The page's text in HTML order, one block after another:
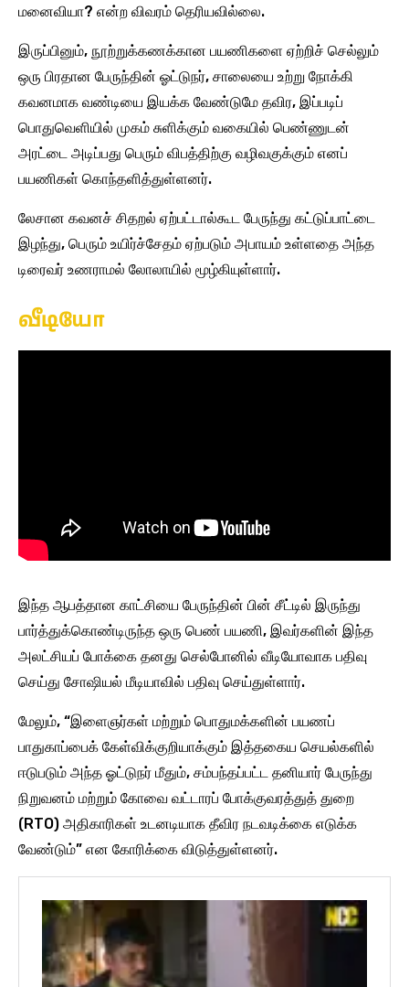
மனைவியா? என்ற விவரம் தெரியவில்லை.
இருப்பினும், நூற்றுக்கணக்கான பயணிகளை ஏற்றிச் செல்லும்
ஒரு பிரதான பேருந்தின் ஓட்டுநர், சாலையை உற்று நோக்கி
கவனமாக வண்டியை இயக்க வேண்டுமே தவிர, இப்படிப்
பொதுவெளியில் முகம் சுளிக்கும் வகையில் பெண்ணுடன்
அரட்டை அடிப்பது பெரும் விபத்திற்கு வழிவகுக்கும் எனப்
பயணிகள் கொந்தளித்துள்ளனர்.
லேசான கவனச் சிதறல் ஏற்பட்டால்கூட பேருந்து கட்டுப்பாட்டை
இழந்து, பெரும் உயிர்ச்சேதம் ஏற்படும் அபாயம் உள்ளதை அந்த
டிரைவர் உணராமல் லோலாயில் மூழ்கியுள்ளார்.
வீடியோ
இந்த ஆபத்தான காட்சியை பேருந்தின் பின் சீட்டில் இருந்து
பார்த்துக்கொண்டிருந்த ஒரு பெண் பயணி, இவர்களின் இந்த
அலட்சியப் போக்கை தனது செல்போனில் வீடியோவாக பதிவு
செய்து சோஷியல் மீடியாவில் பதிவு செய்துள்ளார்.
மேலும், “இளைஞர்கள் மற்றும் பொதுமக்களின் பயணப்
பாதுகாப்பைக் கேள்விக்குறியாக்கும் இத்தகைய செயல்களில்
ஈடுபடும் அந்த ஓட்டுநர் மீதும், சம்பந்தப்பட்ட தனியார் பேருந்து
நிறுவனம் மற்றும் கோவை வட்டாரப் போக்குவரத்துத் துறை
(RTO) அதிகாரிகள் உடனடியாக தீவிர நடவடிக்கை எடுக்க
வேண்டும்” என கோரிக்கை விடுத்துள்ளனர்.